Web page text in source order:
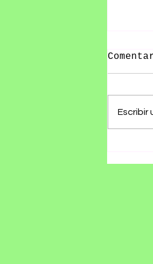
Escribir